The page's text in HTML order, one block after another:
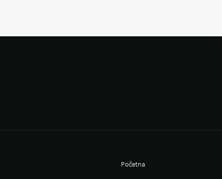
Početna